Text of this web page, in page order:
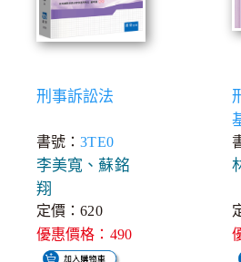
刑事訴訟法
書號：3TE0
李美寬、蘇銘
翔
定價：620
優惠價格：490